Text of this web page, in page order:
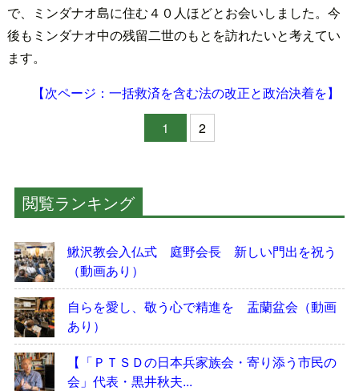
で、ミンダナオ島に住む４０人ほどとお会いしました。今
後もミンダナオ中の残留二世のもとを訪れたいと考えてい
ます。
【次ページ：一括救済を含む法の改正と政治決着を】
1
2
閲覧ランキング
鰍沢教会入仏式 庭野会長 新しい門出を祝う
（動画あり）
自らを愛し、敬う心で精進を 盂蘭盆会（動画
あり）
【「ＰＴＳＤの日本兵家族会・寄り添う市民の
会」代表・黒井秋夫...